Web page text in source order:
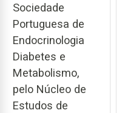
Sociedade
Portuguesa de
Endocrinologia
Diabetes e
Metabolismo,
pelo Núcleo de
Estudos de